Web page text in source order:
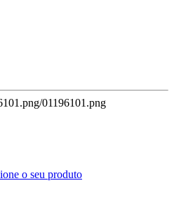
o seu produto